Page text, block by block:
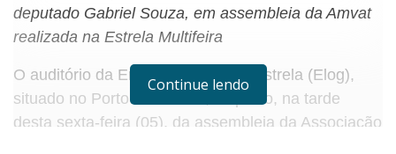
deputado Gabriel Souza, em assembleia da Amvat
realizada na Estrela Multifeira
O auditório da Empresa Logística Estrela (Elog),
situado no Porto de Estrela, foi palco, na tarde
desta sexta-feira (05), da assembleia da Associação
Continue lendo